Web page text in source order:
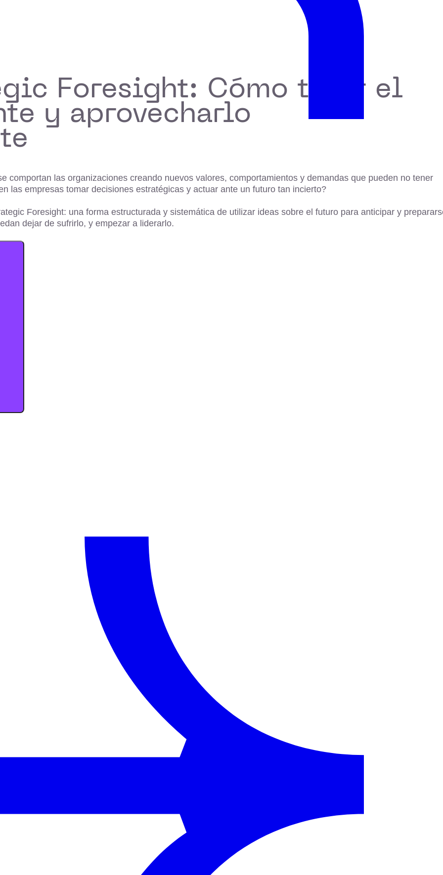
Foresight: Cómo traer el
y aprovecharlo
comportan las organizaciones creando nuevos valores, comportamientos y demandas que pueden no tener
las empresas tomar decisiones estratégicas y actuar ante un futuro tan incierto?
Foresight: una forma estructurada y sistemática de utilizar ideas sobre el futuro para anticipar y
dejar de sufrirlo, y empezar a liderarlo.